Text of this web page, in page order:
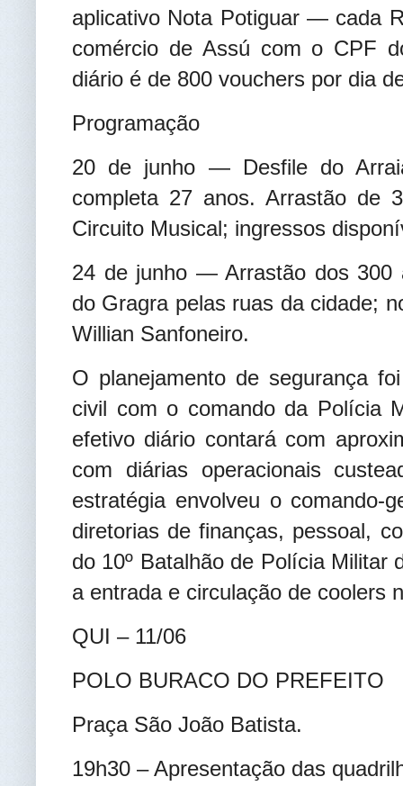
aplicativo Nota Potiguar — cada
comércio de Assú com o CPF
diário é de 800 vouchers por dia
Programação
20 de junho — Desfile do
completa 27 anos. Arrastão de
Circuito Musical; ingressos
24 de junho — Arrastão dos 300
do Gragra pelas ruas da cidade;
Willian Sanfoneiro.
O planejamento de segurança
civil com o comando da Polícia
efetivo diário contará com
com diárias operacionais
estratégia envolveu o comando-
diretorias de finanças, pessoal,
do 10º Batalhão de Polícia Militar
a entrada e circulação de coolers
QUI – 11/06
POLO BURACO DO PREFEITO
Praça São João Batista.
19h30 – Apresentação das